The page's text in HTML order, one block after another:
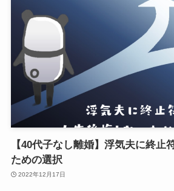
【40代子なし離婚】浮気夫に終止
ための選択
2022年12月17日